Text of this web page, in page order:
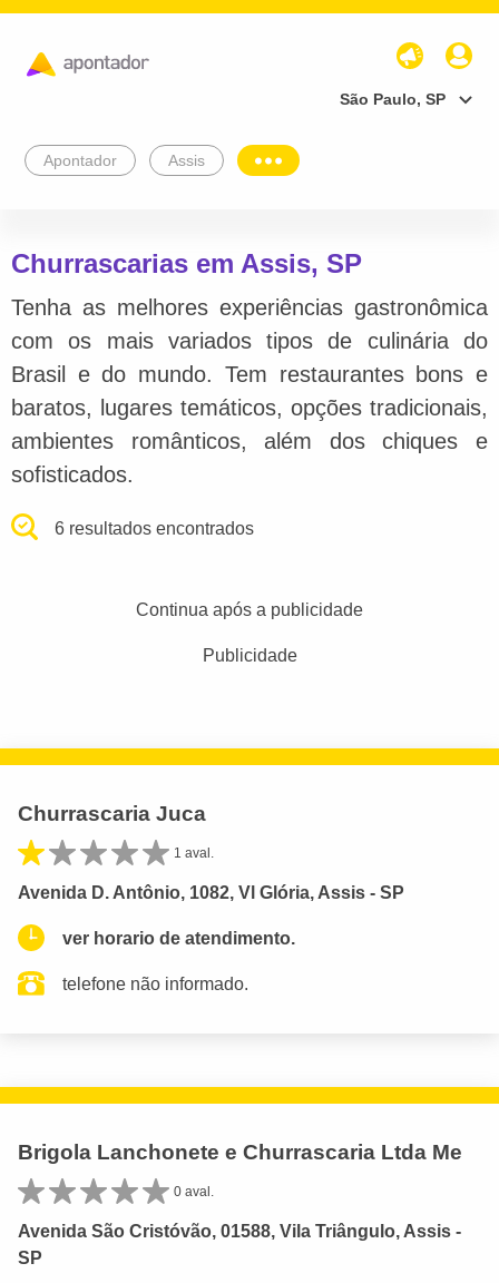
São Paulo, SP
Apontador Assis
Churrascarias em Assis, SP
Tenha as melhores experiências gastronômica
com os mais variados tipos de culinária do
Brasil e do mundo. Tem restaurantes bons e
baratos, lugares temáticos, opções tradicionais,
ambientes românticos, além dos chiques e
sofisticados.
6 resultados encontrados
Continua após a publicidade
Publicidade
Churrascaria Juca
1 aval.
Avenida D. Antônio, 1082, Vl Glória, Assis - SP
ver horario de atendimento.
telefone não informado.
Brigola Lanchonete e Churrascaria Ltda Me
0 aval.
Avenida São Cristóvão, 01588, Vila Triângulo, Assis -
SP